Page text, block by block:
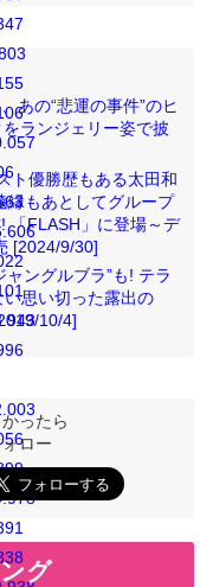
あの“悲運の事件”のヒ
ランジェリー姿で披
ト優勝歴もある太田和
縁もあとしてグループ
「FLASH」に登場～デ
[2024/9/30]
ングルブラ”も! テラ
思い切った露出の
10/4]
ったら
ロー
グ